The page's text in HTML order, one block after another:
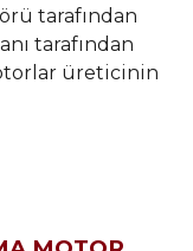
tarafından
tarafından
üreticinin